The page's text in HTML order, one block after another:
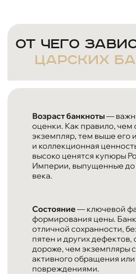
От чего
царских
Возраст банкноты—
оценки. Как правило, чем
экземпляр, тем выше его
и коллекционная
высоко ценятся купюры
Империи, выпущенные до
века.
Состояние — ключевой
формирования цены.
отличной сохранности,
пятен и других дефектов,
дороже, чем экземпляры
активного обращения или
повреждениями.